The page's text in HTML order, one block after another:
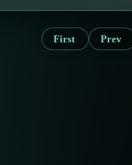
First Prev